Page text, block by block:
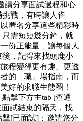
請分享面試過程和心
戰，有時讓人雀
匿名分享這些精彩時
需短短幾分鐘，就
份正能量，讓每個人
，記得來找頭鹿小
程變得更有趣、更透
的「職」場指南，而
好的求職生態圈！
擊下方主tab [查通
試結束的隔天，找
[已面試]：邀請您分